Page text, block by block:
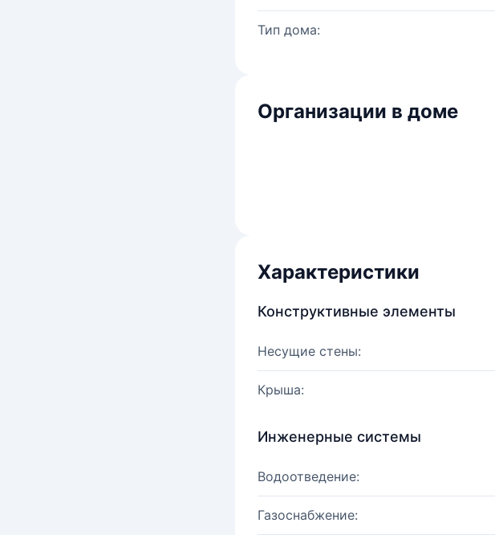
Тип дома:
Организации в доме
Характеристики
Конструктивные элементы
Несущие стены:
Крыша:
Инженерные системы
Водоотведение:
Газоснабжение: